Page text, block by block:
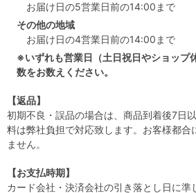
お届け日の5営業日前の14:00まで
その他の地域
お届け日の4営業日前の14:00まで
※いずれも営業日（土日祝日やショップ
数をお数えください。
【返品】
初期不良・誤品の場合は、商品到着後7日
料は弊社負担で対応致します。お客様都合
ません。
【お支払時期】
カード会社・決済会社の引き落とし日に準